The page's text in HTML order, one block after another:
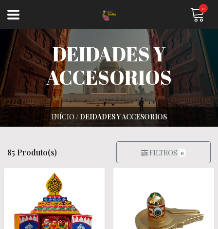
0
INÍCIO /DEIDADES Y ACCESORIOS
DEIDADES Y
ACCESORIOS
85 Produto(s) FILTROS 0